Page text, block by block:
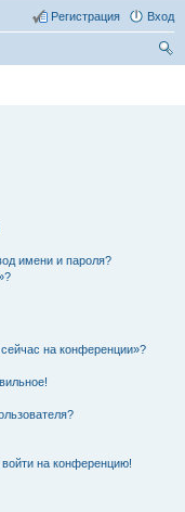
Вход
Регистрация
имени и пароля?
на конференции»?
на конференцию!